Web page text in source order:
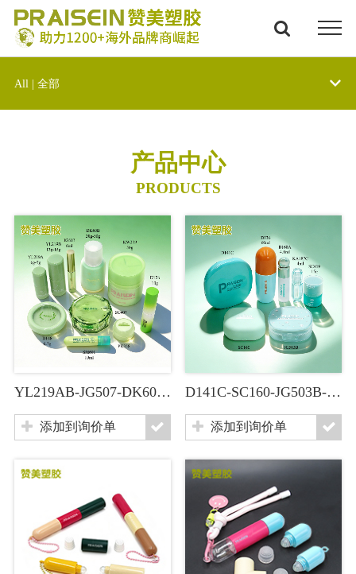
All | 全部
产品中心
PRODUCTS
YL219AB-JG507-DK60B-KW209-D128-SC407-D148-SM601
添加到询价单
D141C-SC160-JG503B-D136-B168A-KA187C-SC419
添加到询价单